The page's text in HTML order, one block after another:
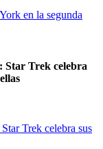
Star Trek celebra